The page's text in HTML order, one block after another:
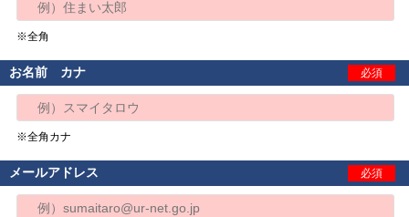
※全角
お名前 カナ 必須
※全角カナ
メールアドレス 必須